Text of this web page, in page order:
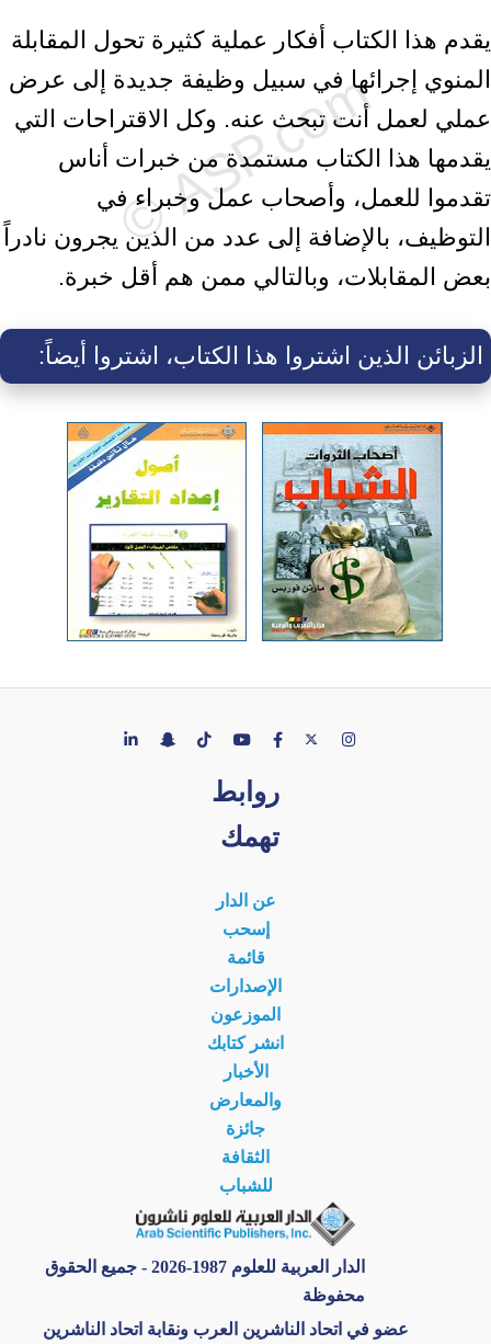
يقدم هذا الكتاب أفكار عملية كثيرة تحول المقابلة
المنوي إجرائها في سبيل وظيفة جديدة إلى عرض
عملي لعمل أنت تبحث عنه. وكل الاقتراحات التي
يقدمها هذا الكتاب مستمدة من خبرات أناس
تقدموا للعمل، وأصحاب عمل وخبراء في
التوظيف، بالإضافة إلى عدد من الذين يجرون نادراً
بعض المقابلات، وبالتالي ممن هم أقل خبرة.
الزبائن الذين اشتروا هذا الكتاب، اشتروا أيضاً:
روابط
تهمك
عن الدار
إسحب
قائمة
الإصدارات
الموزعون
انشر كتابك
الأخبار
والمعارض
جائزة
الثقافة
للشباب
الدار العربية للعلوم 1987-2026 - جميع الحقوق
محفوظة
عضو في اتحاد الناشرين العرب ونقابة اتحاد الناشرين